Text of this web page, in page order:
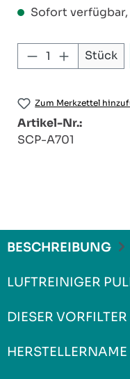
Sofort
ProduktStück
Zum Merkzettel
Artikel-Nr.:
SCP-A701
BESCHREIBUNG
LUFTREINIGER
DIESER